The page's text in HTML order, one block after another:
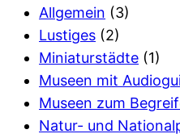
Allgemein (3)
Lustiges (2)
Miniaturstädte (1)
Museen mit
Museen zum
Natur- und